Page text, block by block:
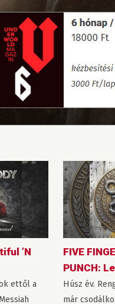
’N
ettől a
FIVE
PUNCH:
Húsz év.
már